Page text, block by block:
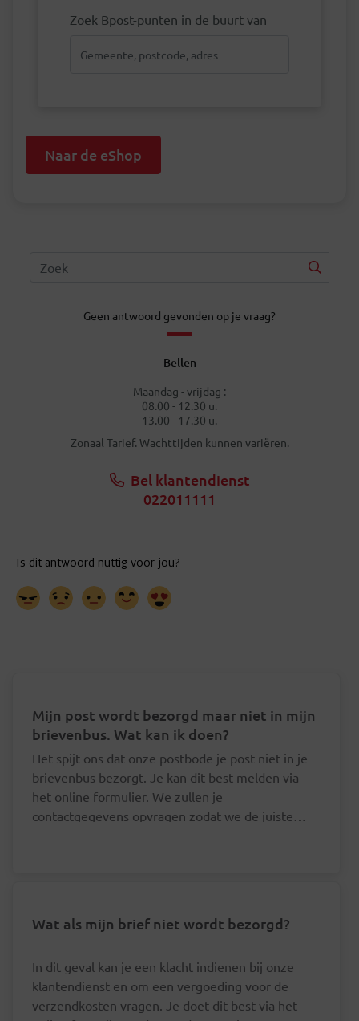
Zoek Bpost-punten in de buurt van
Naar de eShop
Geen antwoord gevonden op je vraag?
Bellen
Maandag - vrijdag :
08.00 - 12.30 u.
13.00 - 17.30 u.
Zonaal Tarief. Wachttijden kunnen variëren.
Bel klantendienst
022011111
Mijn post wordt bezorgd maar niet in mijn
brievenbus. Wat kan ik doen?
Het spijt ons dat onze postbode je post niet in je
brievenbus bezorgt. Je kan dit best melden via
het online formulier. We zullen je
contactgegevens opvragen zodat we de juiste
Wat als mijn brief niet wordt bezorgd?
In dit geval kan je een klacht indienen bij onze
klantendienst en om een vergoeding voor de
verzendkosten vragen. Je doet dit best via het